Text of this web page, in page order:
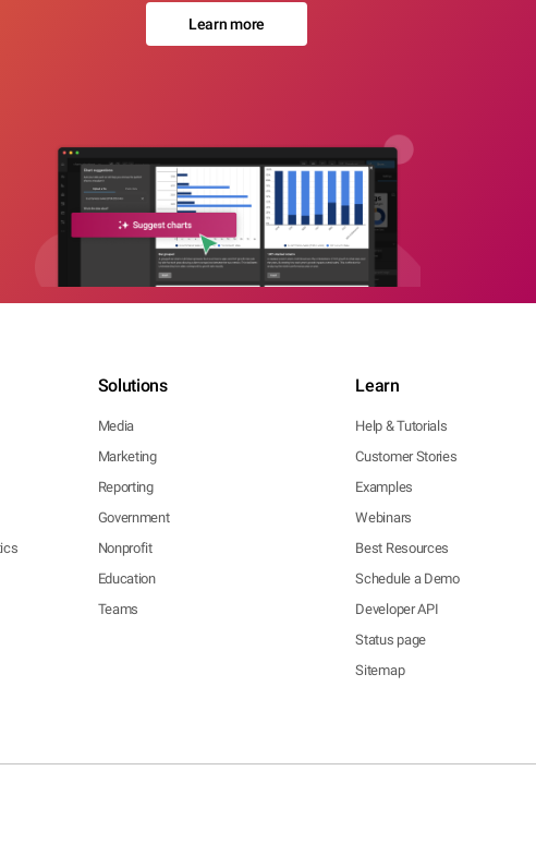
Learn more
Solutions
Media
Marketing
Reporting
Government
Nonprofit
Education
Teams
Learn
Help & Tutorials
Customer Stories
Examples
Webinars
Best Resources
Schedule a Demo
Developer API
Status page
Sitemap